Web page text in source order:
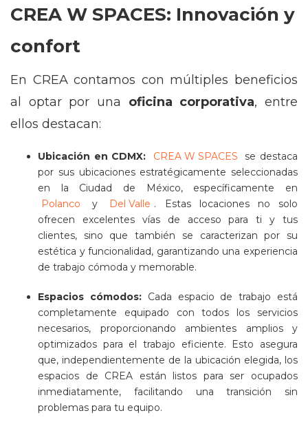
CREA W SPACES: Innovación y
confort
En CREA contamos con múltiples beneficios
al optar por una oficina corporativa, entre
ellos destacan:
Ubicación en CDMX: CREA W SPACES
se destaca
por sus ubicaciones estratégicamente seleccionadas
en la Ciudad de México, específicamente en
Polanco
y Del Valle . Estas locaciones no solo
ofrecen excelentes vías de acceso para ti y tus
clientes, sino que también se caracterizan por su
estética y funcionalidad, garantizando una experiencia
de trabajo cómoda y memorable​​​​.
Espacios cómodos: Cada espacio de trabajo está
completamente equipado con todos los servicios
necesarios, proporcionando ambientes amplios y
optimizados para el trabajo eficiente. Esto asegura
que, independientemente de la ubicación elegida, los
espacios de CREA están listos para ser ocupados
inmediatamente, facilitando una transición sin
problemas para tu equipo​​.